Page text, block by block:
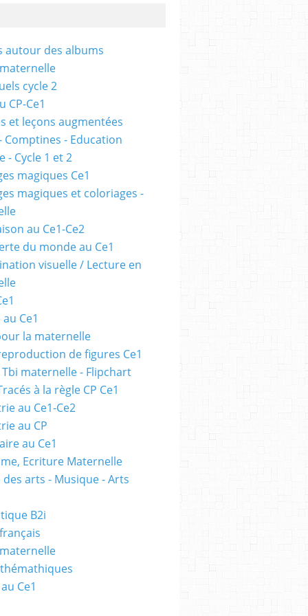
autour des albums
cycle 2
CP-Ce1
et leçons augmentées
Comptines - Education
- Cycle 1 et 2
magiques Ce1
magiques et coloriages -
au Ce1-Ce2
du monde au Ce1
visuelle / Lecture en
Ce1
la maternelle
de figures Ce1
maternelle - Flipchart
à la règle CP Ce1
au Ce1-Ce2
au CP
au Ce1
Ecriture Maternelle
arts - Musique - Arts
B2i
Ce1